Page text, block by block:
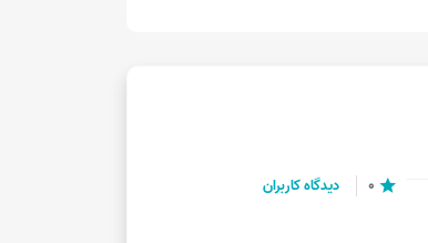
star
0 دیدگاه کاربران